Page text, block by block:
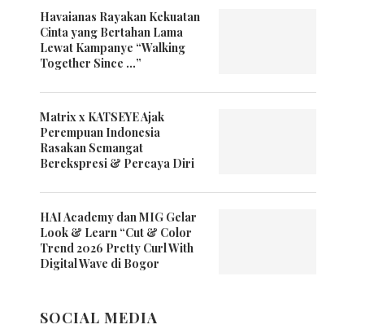
Havaianas Rayakan Kekuatan
Cinta yang Bertahan Lama
Lewat Kampanye “Walking
Together Since …”
Matrix x KATSEYE Ajak
Perempuan Indonesia
Rasakan Semangat
Berekspresi & Percaya Diri
HAI Academy dan MIG Gelar
Look & Learn “Cut & Color
Trend 2026 Pretty Curl With
Digital Wave di Bogor
SOCIAL MEDIA